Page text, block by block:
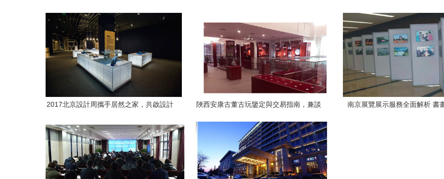
新紀元
2017北京設計周攜手居然之家，共啟設計
全解析
陜西安康古董古玩鑒定與交易指南，兼談
南京展覽展示服務全面解析 書